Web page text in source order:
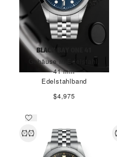
BLACK BAY ONE 41
Gehäuse in Edelstahl,
41 mm
Edelstahlband
$4,975